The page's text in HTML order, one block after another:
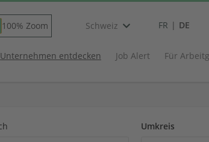
100% Zoom Schweiz FR DE
Unternehmen entdecken Job Alert Für
Umkreis